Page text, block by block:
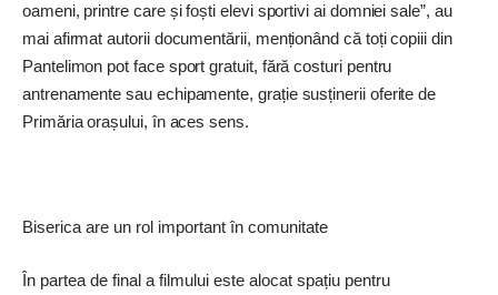
oameni, printre care și foști elevi sportivi ai domniei sale”, au
mai afirmat autorii documentării, menționând că toți copiii din
Pantelimon pot face sport gratuit, fără costuri pentru
antrenamente sau echipamente, grație susținerii oferite de
Primăria orașului, în aces sens.
Biserica are un rol important în comunitate
În partea de ­final a filmului este alocat spațiu pentru